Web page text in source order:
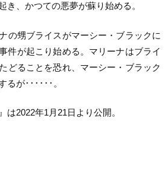
き、かつての悪夢が蘇り始める。
の甥ブライスがマーシー・ブラックに
件が起こり始める。マリーナはブライ
どることを恐れ、マーシー・ブラック
るが･･････。
は2022年1月21日より公開。